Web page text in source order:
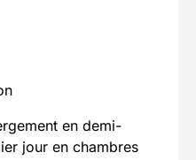
en demi-
jour en chambres